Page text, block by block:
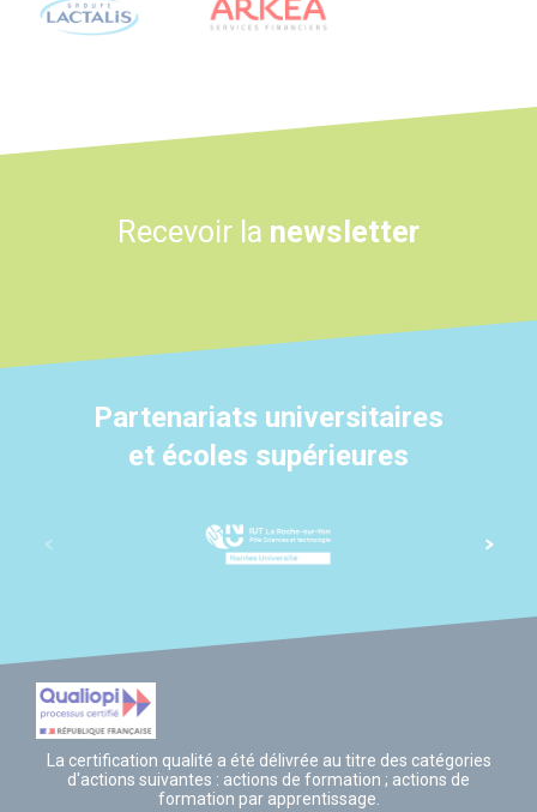
Recevoir la newsletter
Partenariats universitaires
et écoles supérieures
La certification qualité a été délivrée au titre des catégories
d'actions suivantes : actions de formation ; actions de
formation par apprentissage.